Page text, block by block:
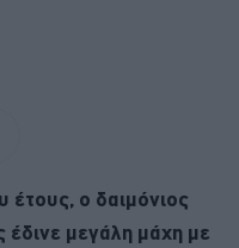
έτους, ο δαιμόνιος
μεγάλη μάχη με